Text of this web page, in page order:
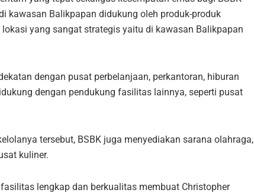
kawasan Balikpapan didukung oleh produk-produk
yang sangat strategis yaitu di kawasan Balikpapan
dengan pusat perbelanjaan, perkantoran, hiburan
dengan pendukung fasilitas lainnya, seperti pusat
tersebut, BSBK juga menyediakan sarana olahraga,
kuliner.
lengkap dan berkualitas membuat Christopher